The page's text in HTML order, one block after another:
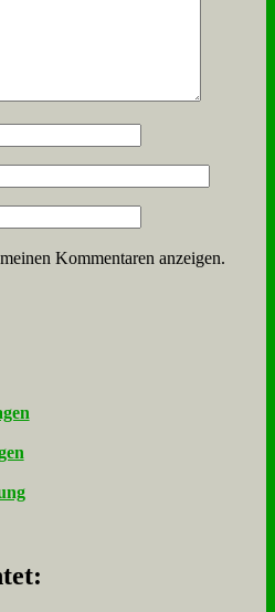
Kommentaren anzeigen.